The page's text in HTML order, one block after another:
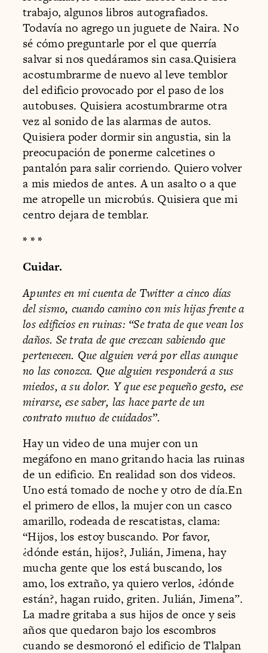
trabajo, algunos libros autografiados.
Todavía no agrego un juguete de Naira. No
sé cómo preguntarle por el que querría
salvar si nos quedáramos sin casa.Quisiera
acostumbrarme de nuevo al leve temblor
del edificio provocado por el paso de los
autobuses. Quisiera acostumbrarme otra
vez al sonido de las alarmas de autos.
Quisiera poder dormir sin angustia, sin la
preocupación de ponerme calcetines o
pantalón para salir corriendo. Quiero volver
a mis miedos de antes. A un asalto o a que
me atropelle un microbús. Quisiera que mi
centro dejara de temblar.
* * *
Cuidar.
Apuntes en mi cuenta de Twitter a cinco días
del sismo, cuando camino con mis hijas frente a
los edificios en ruinas: “Se trata de que vean los
daños. Se trata de que crezcan sabiendo que
pertenecen. Que alguien verá por ellas aunque
no las conozca. Que alguien responderá a sus
miedos, a su dolor. Y que ese pequeño gesto, ese
mirarse, ese saber, las hace parte de un
contrato mutuo de cuidados”.
Hay un video de una mujer con un
megáfono en mano gritando hacia las ruinas
de un edificio. En realidad son dos videos.
Uno está tomado de noche y otro de día.En
el primero de ellos, la mujer con un casco
amarillo, rodeada de rescatistas, clama:
“Hijos, los estoy buscando. Por favor,
¿dónde están, hijos?, Julián, Jimena, hay
mucha gente que los está buscando, los
amo, los extraño, ya quiero verlos, ¿dónde
están?, hagan ruido, griten. Julián, Jimena”.
La madre gritaba a sus hijos de once y seis
años que quedaron bajo los escombros
cuando se desmoronó el edificio de Tlalpan